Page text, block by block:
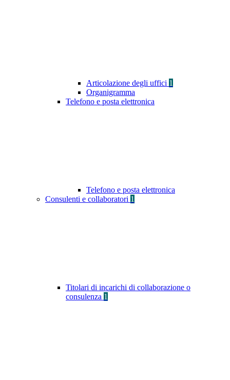
Articolazione degli uffici 1
Organigramma
Telefono e posta elettronica
Telefono e posta elettronica
Consulenti e collaboratori 1
Titolari di incarichi di collaborazione o
consulenza 1